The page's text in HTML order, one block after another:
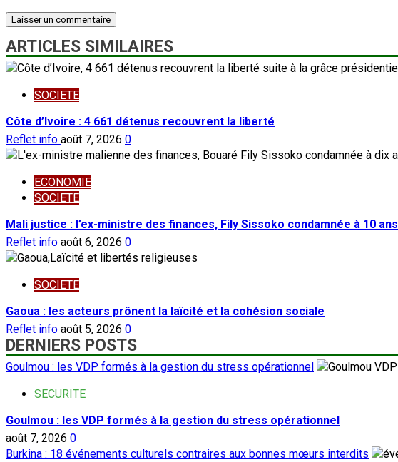
ARTICLES SIMILAIRES
SOCIETE
Côte d’Ivoire : 4 661 détenus recouvrent la liberté
Reflet info août 7, 2026 0
ECONOMIE
SOCIETE
Mali justice : l’ex-ministre des finances, Fily Sissoko condamnée à 10 ans
Reflet info août 6, 2026 0
SOCIETE
Gaoua : les acteurs prônent la laïcité et la cohésion sociale
Reflet info août 5, 2026 0
DERNIERS POSTS
Goulmou : les VDP formés à la gestion du stress opérationnel
SECURITE
Goulmou : les VDP formés à la gestion du stress opérationnel
août 7, 2026 0
Burkina : 18 événements culturels contraires aux bonnes mœurs interdits